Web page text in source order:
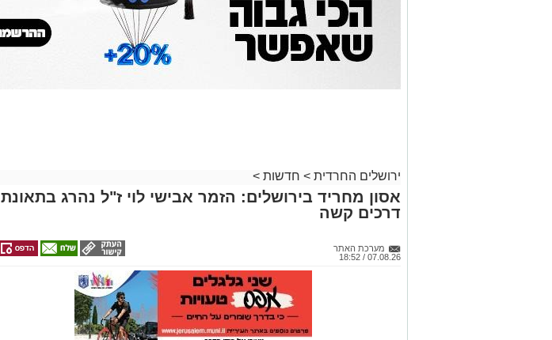
ירושלים החרדית > חדשות >
אסון מחריד בירושלים: הזמר אבישי לוי ז"ל נהרג בתאונת
דרכים קשה
מערכת האתר
07.08.26 / 18:52